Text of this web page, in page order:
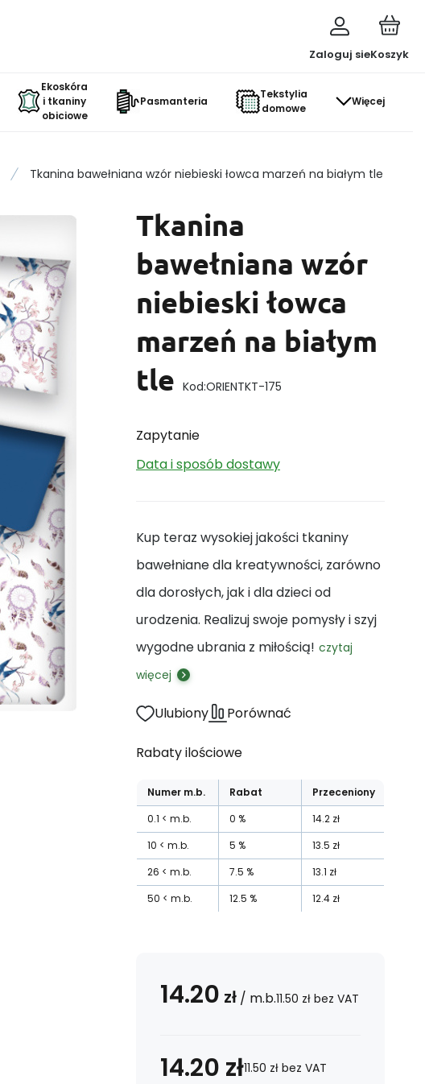
Zaloguj sieKoszyk
Ekoskóra
i tkaniny
obiciowe
Pasmanteria
Tekstylia
domowe
Więcej
Tkanina bawełniana wzór niebieski łowca marzeń na białym tle
Tkanina
bawełniana wzór
niebieski łowca
marzeń na białym
tle Kod:ORIENTKT-175
Zapytanie
Data i sposób dostawy
Kup teraz wysokiej jakości tkaniny
bawełniane dla kreatywności, zarówno
dla dorosłych, jak i dla dzieci od
urodzenia. Realizuj swoje pomysły i szyj
wygodne ubrania z miłością! czytaj
więcej
Ulubiony Porównać
Rabaty ilościowe
Numer m.b. Rabat
Przeceniony
0.1
m.b. 0 % 14.2 zł
10
m.b. 5 % 13.5 zł
26
m.b. 7.5 % 13.1 zł
50
m.b. 12.5 % 12.4 zł
14.20 zł / m.b.11.50 zł bez VAT
14.20 zł11.50 zł bez VAT